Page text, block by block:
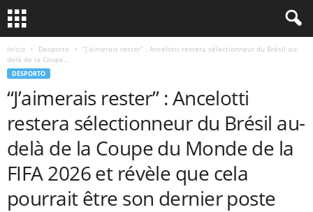
Início Desporto
“J’aimerais rester” : Ancelotti restera sélectionneur du Brésil au-
delà de la Coupe...
DESPORTO
“J’aimerais rester” : Ancelotti
restera sélectionneur du Brésil au-
delà de la Coupe du Monde de la
FIFA 2026 et révèle que cela
pourrait être son dernier poste